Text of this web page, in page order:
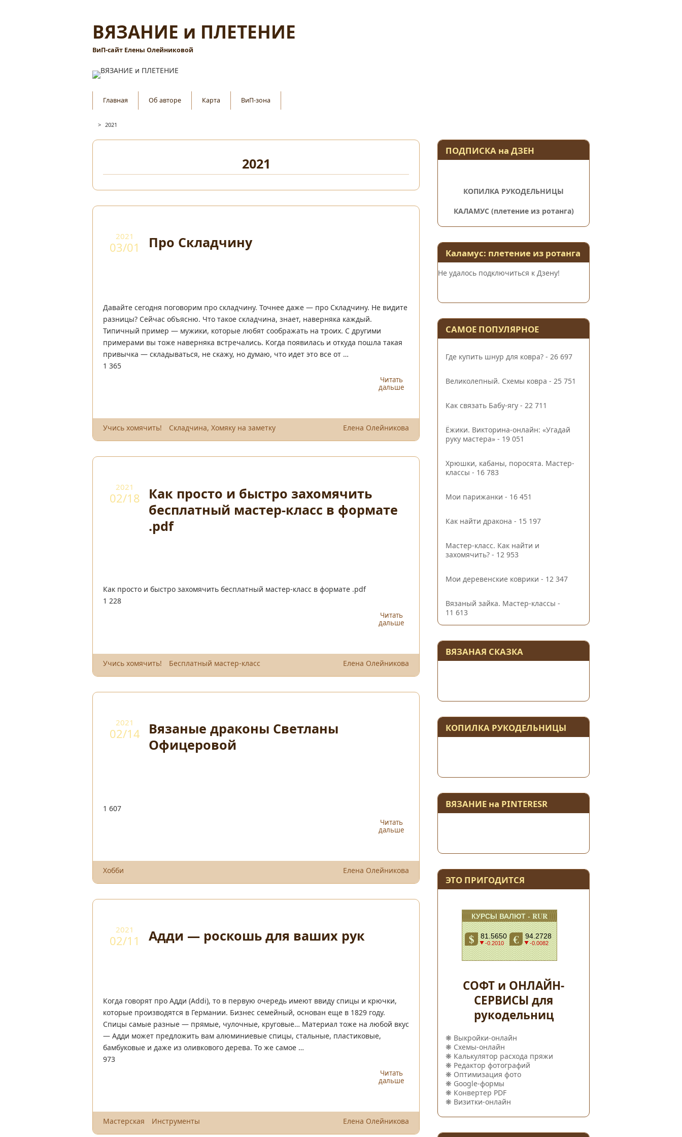
ВЯЗАНИЕ и ПЛЕТЕНИЕ
ВиП-сайт Елены Олейниковой
Главная Об авторе Карта ВиП-зона
> 2021
2021
2021
03/01 Про Складчину
Давайте сегодня поговорим про складчину. Точнее даже — про Складчину. Не видите
разницы? Сейчас объясню. Что такое складчина, знает, наверняка каждый.
Типичный пример — мужики, которые любят соображать на троих. С другими
примерами вы тоже наверняка встречались. Когда появилась и откуда пошла такая
привычка — складываться, не скажу, но думаю, что идет это все от …
Читать
дальше
1 365
Учись хомячить! Складчина, Хомяку на заметку Елена Олейникова
2021
02/18
Как просто и быстро захомячить
бесплатный мастер-класс в формате
.pdf
Как просто и быстро захомячить бесплатный мастер-класс в формате .pdf
Читать
дальше
1 228
Учись хомячить! Бесплатный мастер-класс Елена Олейникова
2021
02/14
Вязаные драконы Светланы
Офицеровой
Читать
дальше
1 607
Хобби Елена Олейникова
2021
02/11 Адди — роскошь для ваших рук
Когда говорят про Адди (Addi), то в первую очередь имеют ввиду спицы и крючки,
которые производятся в Германии. Бизнес семейный, основан еще в 1829 году.
Спицы самые разные — прямые, чулочные, круговые… Материал тоже на любой вкус
— Адди может предложить вам алюминиевые спицы, стальные, пластиковые,
бамбуковые и даже из оливкового дерева. То же самое …
Читать
дальше
973
Мастерская Инструменты Елена Олейникова
ПОДПИСКА на ДЗЕН
КОПИЛКА РУКОДЕЛЬНИЦЫ
КАЛАМУС (плетение из ротанга)
Каламус: плетение из ротанга
Не удалось подключиться к Дзену!
САМОЕ ПОПУЛЯРНОЕ
Где купить шнур для ковра? - 26 697
Великолепный. Схемы ковра - 25 751
Как связать Бабу-ягу - 22 711
Ёжики. Викторина-онлайн: «Угадай
руку мастера» - 19 051
Хрюшки, кабаны, поросята. Мастер-
классы - 16 783
Мои парижанки - 16 451
Как найти дракона - 15 197
Мастер-класс. Как найти и
захомячить? - 12 953
Мои деревенские коврики - 12 347
Вязаный зайка. Мастер-классы -
11 613
ВЯЗАНАЯ СКАЗКА
КОПИЛКА РУКОДЕЛЬНИЦЫ
ВЯЗАНИЕ на PINTERESR
ЭТО ПРИГОДИТСЯ
СОФТ и ОНЛАЙН-
СЕРВИСЫ для
рукодельниц
❋ Выкройки-онлайн
❋ Схемы-онлайн
❋ Калькулятор расхода пряжи
❋ Редактор фотографий
❋ Оптимизация фото
❋ Google-формы
❋ Конвертер PDF
❋ Визитки-онлайн